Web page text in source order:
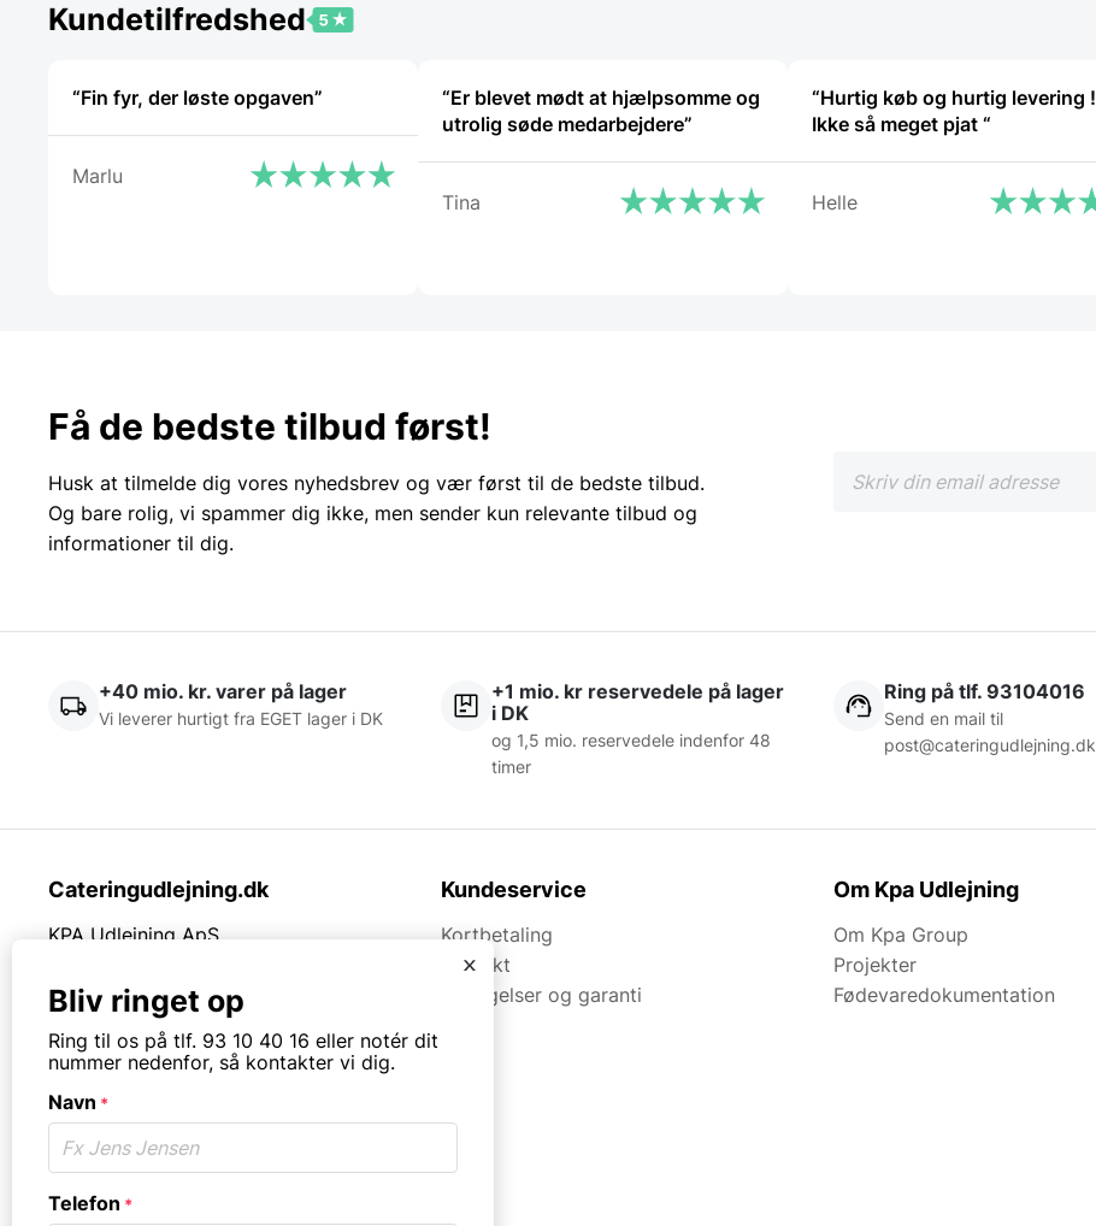
Kundetilfredshed
“Fin fyr, der løste opgaven”
Marlu
“Er blevet mødt at hjælpsomme og
utrolig søde medarbejdere”
Tina
“Hurtig køb og hurtig levering !
Ikke så meget pjat “
Helle
Få de bedste tilbud først!
Husk at tilmelde dig vores nyhedsbrev og vær først til de bedste tilbud.
Og bare rolig, vi spammer dig ikke, men sender kun relevante tilbud og
informationer til dig.
+40 mio. kr. varer på lager
Vi leverer hurtigt fra EGET lager i DK
+1 mio. kr reservedele på lager
i DK
og 1,5 mio. reservedele indenfor 48
timer
Ring på tlf. 93104016
Send en mail til
post@cateringudlejning.dk
Cateringudlejning.dk
KPA Udlejning ApS
7430 Ikast
Tlf.93104016
Mail:
post@cateringudlejning.dk
CVR. 39722879
Åbningstider
Mandag til torsdag fra 08:30 – 16:00.
Kundeservice
Kortbetaling
Kontakt
Betingelser og garanti
Om Kpa Udlejning
Om Kpa Group
Projekter
Fødevaredokumentation
x
Bliv ringet op
Ring til os på tlf. 93 10 40 16 eller notér dit
nummer nedenfor, så kontakter vi dig.
Navn *
Telefon *